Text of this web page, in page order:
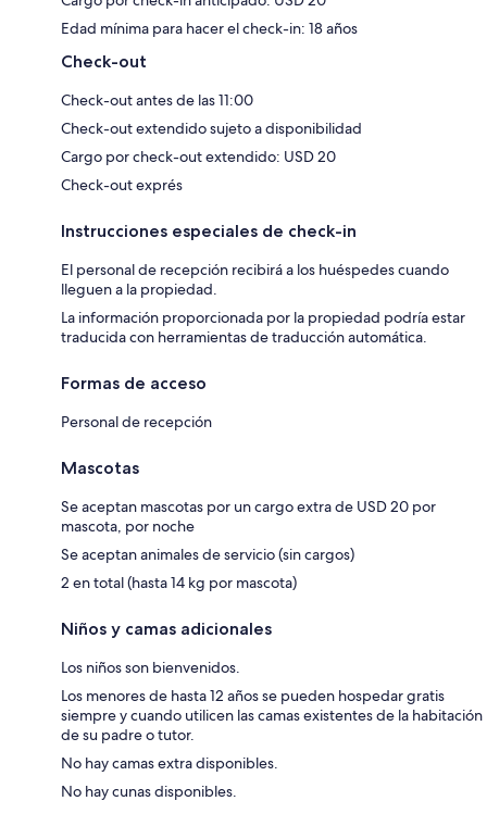
Edad mínima para hacer el check-in: 18 años
Check-out
Check-out antes de las 11:00
Check-out extendido sujeto a disponibilidad
Cargo por check-out extendido: USD 20
Check-out exprés
Instrucciones especiales de check-in
El personal de recepción recibirá a los huéspedes cuando
lleguen a la propiedad.
La información proporcionada por la propiedad podría estar
traducida con herramientas de traducción automática.
Formas de acceso
Personal de recepción
Mascotas
Se aceptan mascotas por un cargo extra de USD 20 por
mascota, por noche
Se aceptan animales de servicio (sin cargos)
2 en total (hasta 14 kg por mascota)
Niños y camas adicionales
Los niños son bienvenidos.
Los menores de hasta 12 años se pueden hospedar gratis
siempre y cuando utilicen las camas existentes de la habitación
de su padre o tutor.
No hay camas extra disponibles.
No hay cunas disponibles.